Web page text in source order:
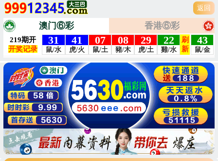
返回
澳门⑥彩 香港⑥彩